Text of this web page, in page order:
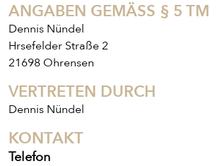
ANGABEN GEMÄSS § 5 TM
Dennis Nündel
Hrsefelder Straße 2
21698 Ohrensen
VERTRETEN DURCH
Dennis Nündel
KONTAKT
Telefon